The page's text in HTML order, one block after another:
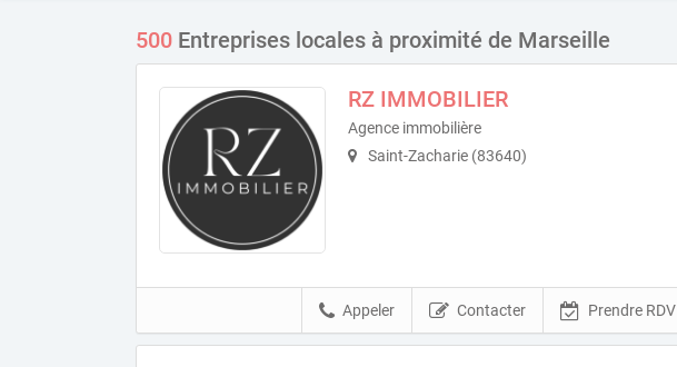
500 Entreprises locales à proximité de Marseille
RZ IMMOBILIER
Agence immobilière
Saint-Zacharie (83640)
Prendre RDV
Contacter
Appeler